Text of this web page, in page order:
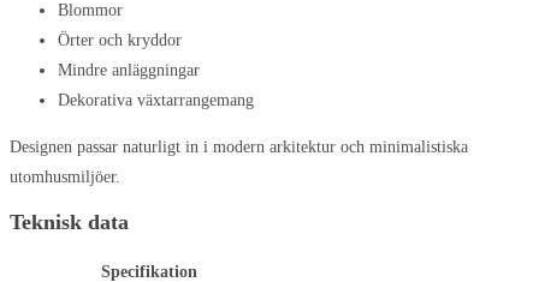
Blommor
Örter och kryddor
Mindre anläggningar
Dekorativa växtarrangemang
Designen passar naturligt in i modern arkitektur och minimalistiska
utomhusmiljöer.
Teknisk data
Specifikation